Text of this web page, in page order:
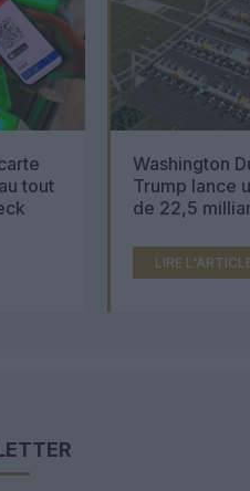
tout
Washington
Trump lance
de 22,5
LIRE